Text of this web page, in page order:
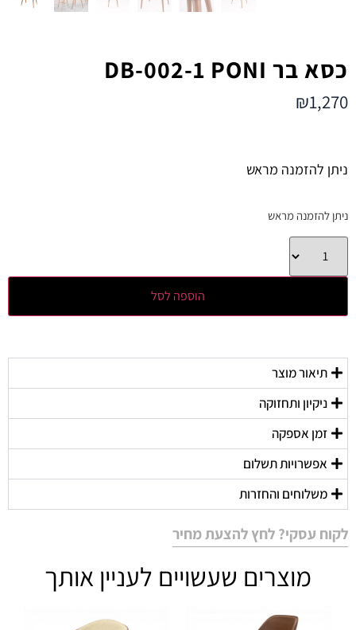
כסא בר DB-002-1 PONI
₪1,270
ניתן להזמנה מראש
ניתן להזמנה מראש
הוספה לסל
תיאור מוצר
ניקיון ותחזוקה
זמן אספקה
אפשרויות תשלום
משלוחים והחזרות
לקוח עסקי? לחץ להצעת מחיר
מוצרים שעשויים לעניין אותך